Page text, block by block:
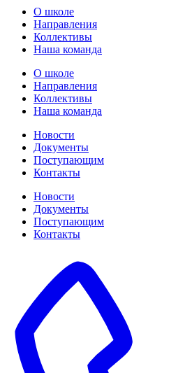
О школе
Направления
Коллективы
Наша команда
О школе
Направления
Коллективы
Наша команда
Новости
Документы
Поступающим
Контакты
Новости
Документы
Поступающим
Контакты